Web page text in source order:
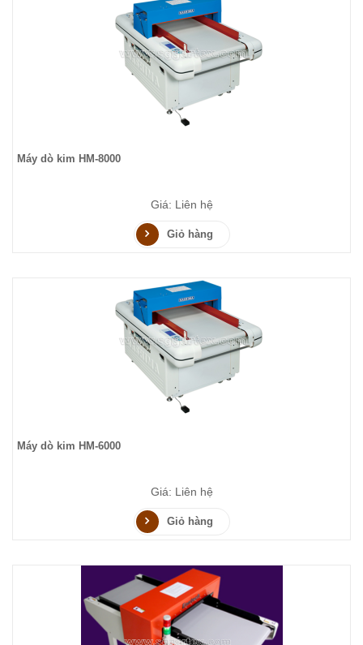
Máy dò kim HM-8000
Giá: Liên hệ
Giỏ hàng
Máy dò kim HM-6000
Giá: Liên hệ
Giỏ hàng